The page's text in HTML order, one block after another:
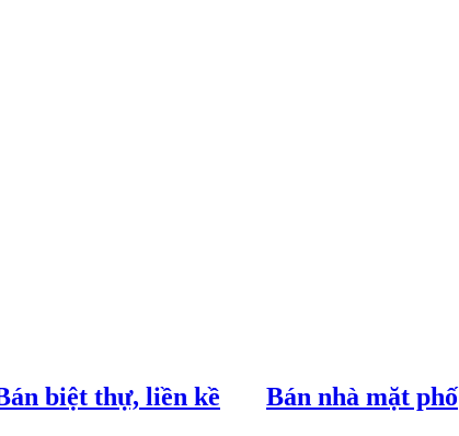
biệt thự, liền kề Bán nhà mặt phố